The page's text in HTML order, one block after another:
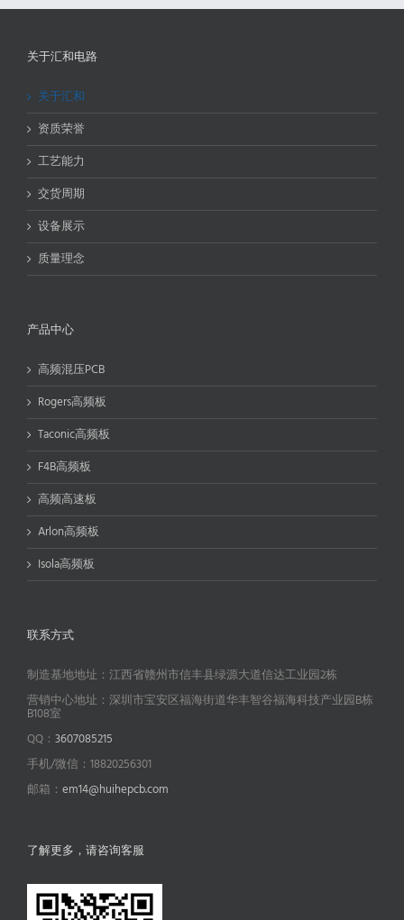
关于汇和电路
关于汇和
资质荣誉
工艺能力
交货周期
设备展示
质量理念
产品中心
高频混压PCB
Rogers高频板
Taconic高频板
F4B高频板
高频高速板
Arlon高频板
Isola高频板
联系方式
制造基地地址：江西省赣州市信丰县绿源大道信达工业园2栋
营销中心地址：深圳市宝安区福海街道华丰智谷福海科技产业园B栋
B108室
QQ： 3607085215
手机/微信：18820256301
邮箱： em14@huihepcb.com
了解更多，请咨询客服